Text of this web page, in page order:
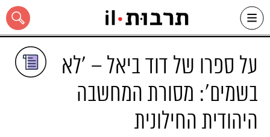
Skip
content
כל האתר
על ספרו של דוד ביאל – 'לא
בשמים`: מסורת המחשבה
היהודית החילונית